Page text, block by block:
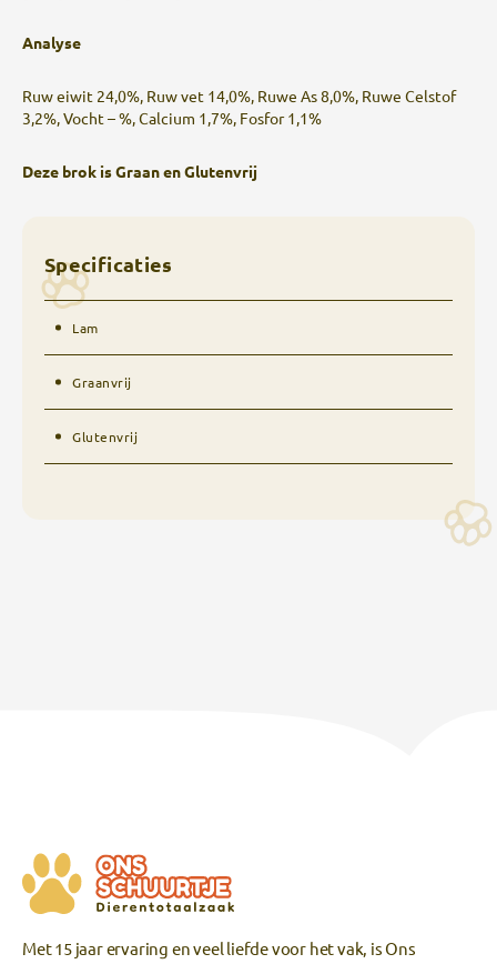
Analyse
Ruw eiwit 24,0%, Ruw vet 14,0%, Ruwe As 8,0%, Ruwe Celstof
3,2%, Vocht – %, Calcium 1,7%, Fosfor 1,1%
Deze brok is Graan en Glutenvrij
Specificaties
Lam
Graanvrij
Glutenvrij
Met 15 jaar ervaring en veel liefde voor het vak, is Ons